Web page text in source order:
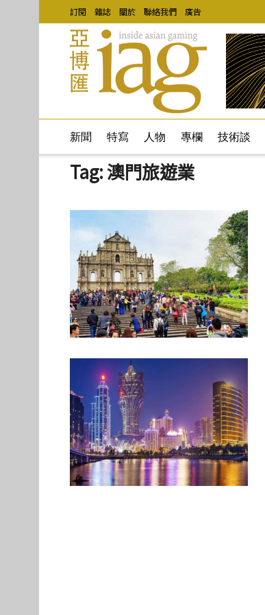
訂閱 雜誌 關於 聯絡我們 廣告
新聞 特寫 人物 專欄 技術談
Tag:澳門旅遊業